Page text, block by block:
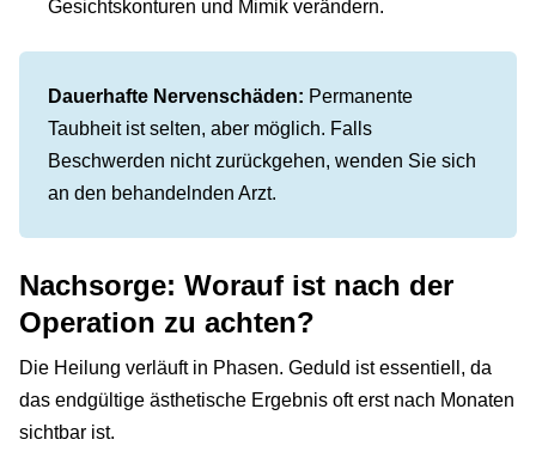
Gesichtskonturen und Mimik verändern.
Dauerhafte Nervenschäden: Permanente
Taubheit ist selten, aber möglich. Falls
Beschwerden nicht zurückgehen, wenden Sie sich
an den behandelnden Arzt.
Nachsorge: Worauf ist nach der
Operation zu achten?
Die Heilung verläuft in Phasen. Geduld ist essentiell, da
das endgültige ästhetische Ergebnis oft erst nach Monaten
sichtbar ist.